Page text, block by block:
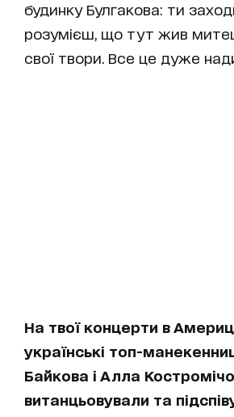
будинку Булгакова: ти
розумієш, що тут жив
свої твори. Все це дуже
На твої концерти в
українські топ-
Байкова і Алла
витанцьовували та